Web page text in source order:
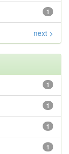
1
next >
1
1
1
1